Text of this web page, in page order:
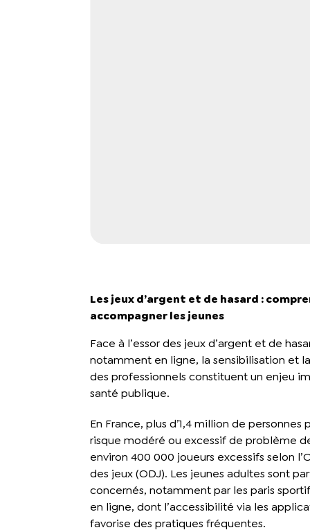
Les jeux d’argent et de hasard :
accompagner les jeunes
Face à l’essor des jeux d’argent et de
notamment en ligne, la sensibilisation et
des professionnels constituent un enjeu
santé publique.
En France, plus d’1,4 million de personnes
risque modéré ou excessif de problème
environ 400 000 joueurs excessifs selon
des jeux (ODJ). Les jeunes adultes sont
concernés, notamment par les paris
en ligne, dont l’accessibilité via les
favorise des pratiques fréquentes.